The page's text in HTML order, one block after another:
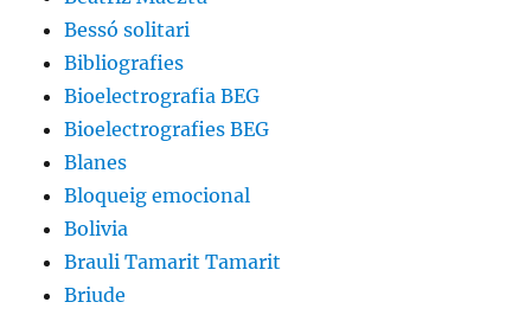
Bessó solitari
Bibliografies
Bioelectrografia BEG
Bioelectrografies BEG
Blanes
Bloqueig emocional
Bolivia
Brauli Tamarit Tamarit
Briude